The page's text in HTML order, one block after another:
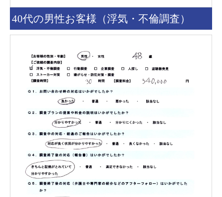
40代の男性お客様（浮気・不倫調査）